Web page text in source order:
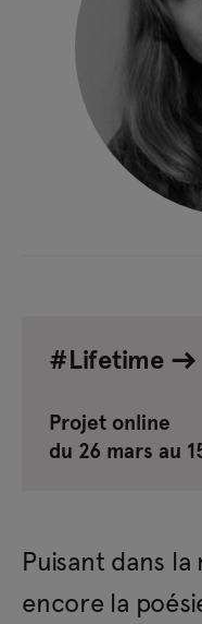
#Lifetime
Projet online
du 26 mars au
Puisant dans
encore la